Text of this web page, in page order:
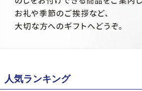
人気ランキング